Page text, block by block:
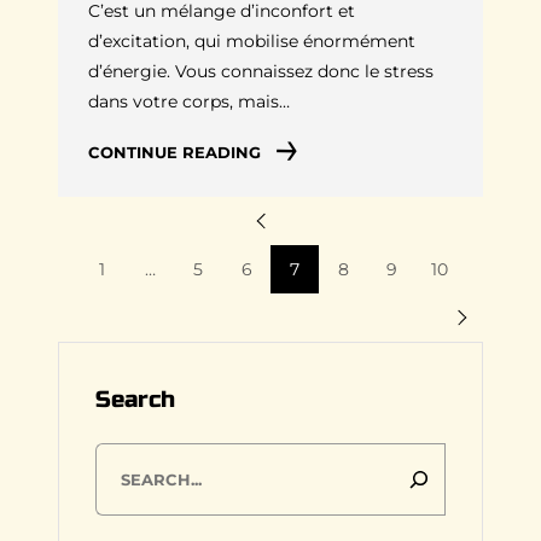
C’est un mélange d’inconfort et
d’excitation, qui mobilise énormément
d’énergie. Vous connaissez donc le stress
dans votre corps, mais…
CONTINUE READING
1 … 5 6 7 8 9 10
Search
S